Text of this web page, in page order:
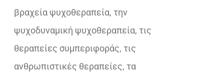
βραχεία ψυχοθεραπεία, την
ψυχοδυναμική ψυχοθεραπεία, τις
θεραπείες συμπεριφοράς, τις
ανθρωπιστικές θεραπείες, τα